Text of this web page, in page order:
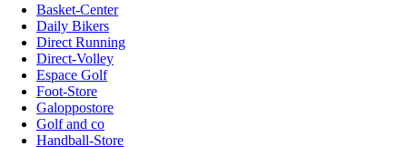
Basket-Center
Daily Bikers
Direct Running
Direct-Volley
Espace Golf
Foot-Store
Galoppostore
Golf and co
Handball-Store